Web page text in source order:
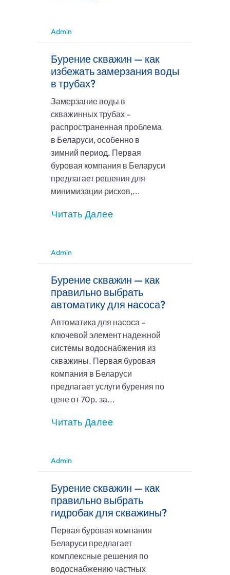
Admin
Бурение скважин — как
избежать замерзания воды
в трубах?
Замерзание воды в
скважинных трубах –
распространенная проблема
в Беларуси, особенно в
зимний период. Первая
буровая компания в Беларуси
предлагает решения для
минимизации рисков,...
Читать Далее
Admin
Бурение скважин — как
правильно выбрать
автоматику для насоса?
Автоматика для насоса –
ключевой элемент надежной
системы водоснабжения из
скважины. Первая буровая
компания в Беларуси
предлагает услуги бурения по
цене от 70р. за...
Читать Далее
Admin
Бурение скважин — как
правильно выбрать
гидробак для скважины?
Первая буровая компания
Беларуси предлагает
комплексные решения по
водоснабжению частных